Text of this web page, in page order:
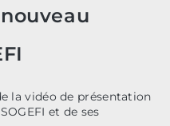
la vidéo de présentation
et de ses